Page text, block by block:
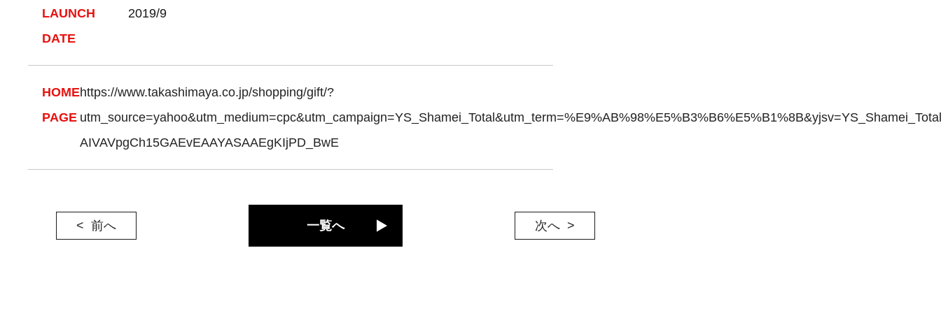
LAUNCH
DATE
2019/9
HOME
PAGE
https://www.takashimaya.co.jp/shopping/gift/?
AIVAVpgCh15GAEvEAAYASAAEgKIjPD_BwE
前へ 次へ
一覧へ